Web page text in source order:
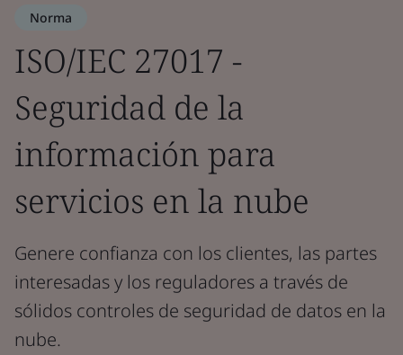
Norma
ISO/IEC 27017 -
Seguridad de la
información para
servicios en la nube
Genere confianza con los clientes, las partes
interesadas y los reguladores a través de
sólidos controles de seguridad de datos en la
nube.